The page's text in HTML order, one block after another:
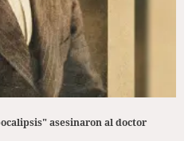
asesinaron al doctor